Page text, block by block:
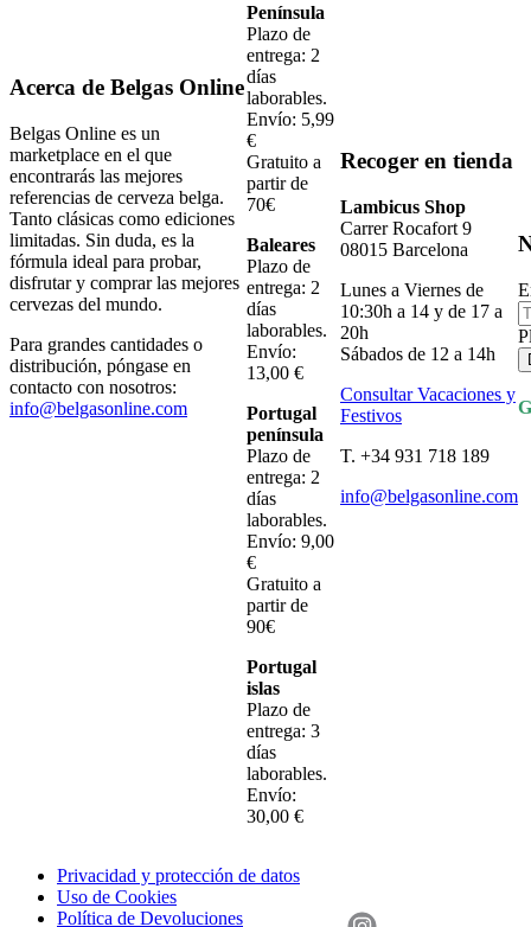
Acerca de Belgas Online
Belgas Online es un
marketplace en el que
encontrarás las mejores
referencias de cerveza belga.
Tanto clásicas como ediciones
limitadas. Sin duda, es la
fórmula ideal para probar,
disfrutar y comprar las mejores
cervezas del mundo.
Para grandes cantidades o
distribución, póngase en
contacto con nosotros:
info@belgasonline.com
Península
Plazo de
entrega: 2
días
laborables.
Envío: 5,99
€
Gratuito a
partir de
70€
Baleares
Plazo de
entrega: 2
días
laborables.
Envío:
13,00 €
Portugal
península
Plazo de
entrega: 2
días
laborables.
Envío: 9,00
€
Gratuito a
partir de
90€
Portugal
islas
Plazo de
entrega: 3
días
laborables.
Envío:
30,00 €
Recoger en tienda
Lambicus Shop
Carrer Rocafort 9
08015 Barcelona
Lunes a Viernes de
10:30h a 14 y de 17 a
20h
Sábados de 12 a 14h
Consultar Vacaciones y
Festivos
T. +34 931 718 189
info@belgasonline.com
Privacidad y protección de datos
Uso de Cookies
Política de Devoluciones